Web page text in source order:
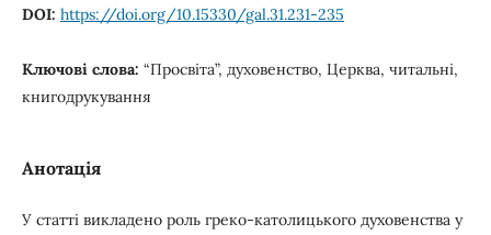
DOI: https://doi.org/10.15330/gal.31.231-235
Ключові слова: “Просвіта”, духовенство, Церква, читальні,
книгодрукування
Анотація
У статті викладено роль греко-католицького духовенства у